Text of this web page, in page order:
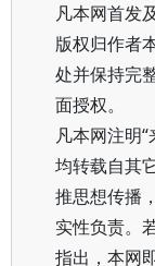
凡本网首发
版权归作者
处并保持完
面授权。
凡本网注明“
均转载自其
推思想传播
实性负责。
指出，本网